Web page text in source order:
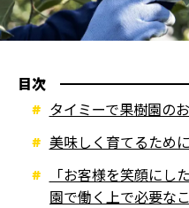
目次
タイミーで果樹園の
美味しく育てるため
「お客様を笑顔にし
園で働く上で必要な